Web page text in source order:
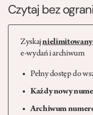
Czytaj bez
Zyskajnielimitowany
e-wydań i archiwum
Pełny dostęp do
Każdy nowy
Archiwum